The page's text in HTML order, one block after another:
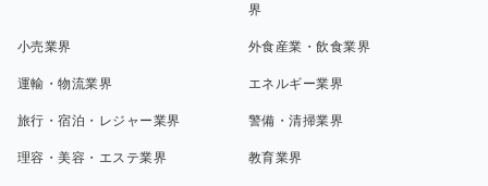
界
小売業界 外食産業・飲食業界
運輸・物流業界 エネルギー業界
旅行・宿泊・レジャー業界 警備・清掃業界
理容・美容・エステ業界 教育業界